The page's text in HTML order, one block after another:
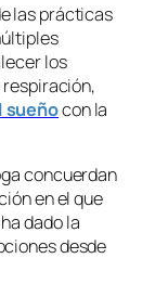
las prácticas
los
sueñocon la
concuerdan
en el que
dado la
desde